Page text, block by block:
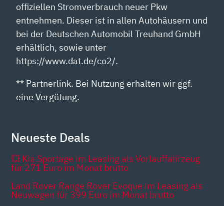
offiziellen Stromverbrauch neuer Pkw
entnehmen. Dieser ist in allen Autohäusern und
bei der Deutschen Automobil Treuhand GmbH
erhältlich, sowie unter
https://www.dat.de/co2/.
** Partnerlink. Bei Nutzung erhalten wir ggf.
eine Vergütung.
Neueste Deals
💥 Kia Sportage im Leasing als Vorlauffahrzeug
für 271 Euro im Monat brutto
Land Rover Range Rover Evoque im Leasing als
Neuwagen für 399 Euro im Monat brutto